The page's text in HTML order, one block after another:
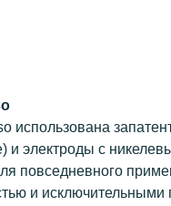
использована
и электроды с
повседневного
и исключительными